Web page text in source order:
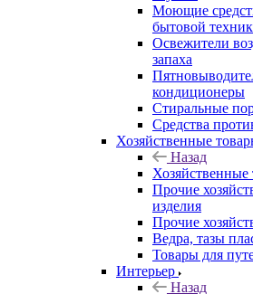
Моющие
бытовой
Освежители
запаха
кондиционеры
Стиральные
Средства
Хозяйственные
Назад
Хозяйственные
Прочие
изделия
Прочие
Ведра, тазы
Товары для
Интерьер
Назад